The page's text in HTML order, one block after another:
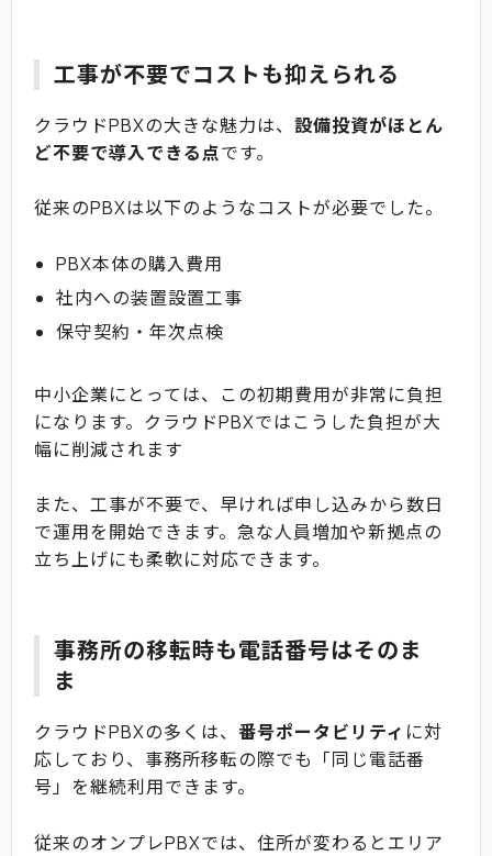
工事が不要でコストも抑えられる
クラウドPBXの大きな魅力は、 設備投資がほとん
ど不要で導入できる点です。
従来のPBXは以下のようなコストが必要でした。
PBX本体の購入費用
社内への装置設置工事
保守契約・年次点検
中小企業にとっては、この初期費用が非常に負担
になります。クラウドPBXではこうした負担が大
幅に削減されます
また、工事が不要で、早ければ申し込みから数日
で運用を開始できます。急な人員増加や新拠点の
立ち上げにも柔軟に対応できます。
事務所の移転時も電話番号はそのま
ま
クラウドPBXの多くは、 番号ポータビリティ に対
応しており、事務所移転の際でも「同じ電話番
号」を継続利用できます。
従来のオンプレPBXでは、住所が変わるとエリア